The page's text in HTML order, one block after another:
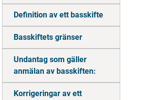
Definition av ett basskifte
Basskiftets gränser
Undantag som gäller
anmälan av basskiften:
Korrigeringar av ett